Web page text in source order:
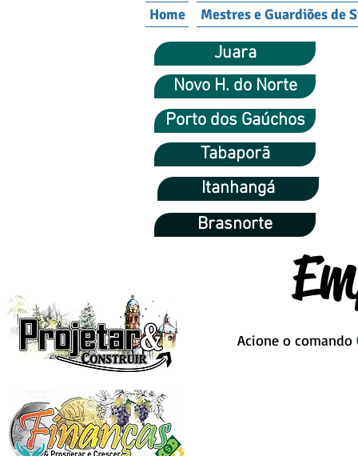
Home Mestres e Guardiões de
Acione o comando
Juara
Novo H. do Norte
Porto dos Gaúchos
Tabaporã
Itanhangá
Brasnorte